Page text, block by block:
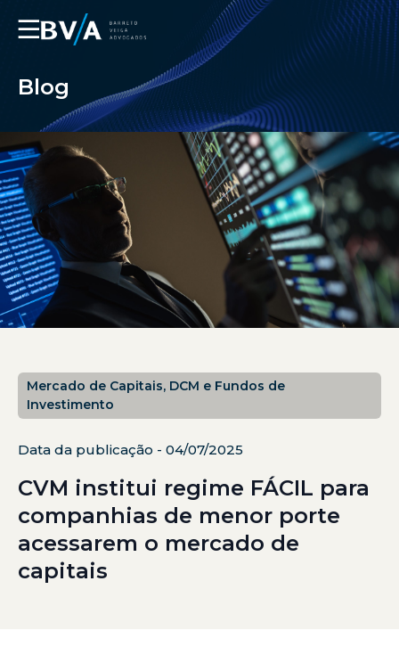
☰
Blog
Mercado de Capitais, DCM e Fundos de
Investimento
Data da publicação - 04/07/2025
CVM institui regime FÁCIL para
companhias de menor porte
acessarem o mercado de
capitais